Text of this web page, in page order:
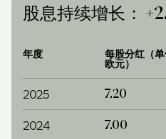
股息持续增长： +
年度
每股分红（单
欧元）
2025 7.20
2024 7.00